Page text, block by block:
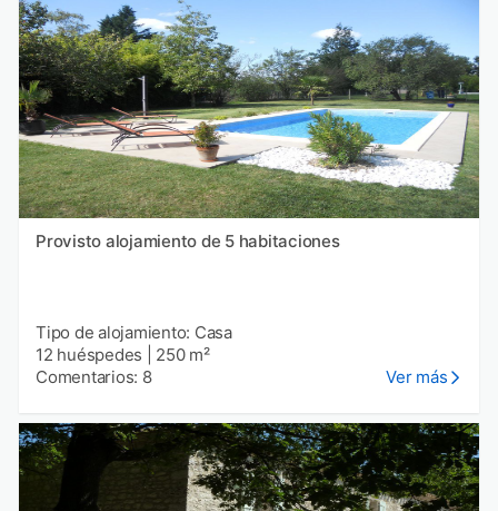
Provisto alojamiento de 5 habitaciones
Tipo de alojamiento: Casa
12 huéspedes
250 m²
Comentarios: 8
Ver más